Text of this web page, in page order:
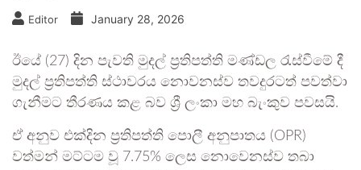
Editor January 28, 2026
ඊයේ (27) දින පැවති මුදල් ප්‍රතිපත්ති මණ්ඩල රැස්වීමේ දී
මුදල් ප්‍රතිපත්ති ස්ථාවරය නොවනස්ව තවදුරටත් පවත්වා
ගැනීමට තීරණය කළ බව ශ්‍රී ලංකා මහ බැංකුව පවසයි.
ඒ අනුව එක්දින ප්‍රතිපත්ති පොලී අනුපාතය (OPR)
වත්මන් මට්ටම වූ 7.75% ලෙස නොවෙනස්ව තබා